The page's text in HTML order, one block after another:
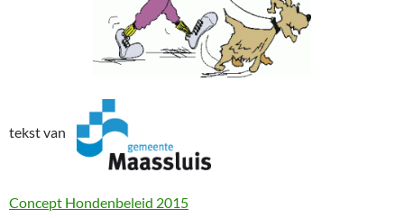
tekst van
Concept Hondenbeleid 2015